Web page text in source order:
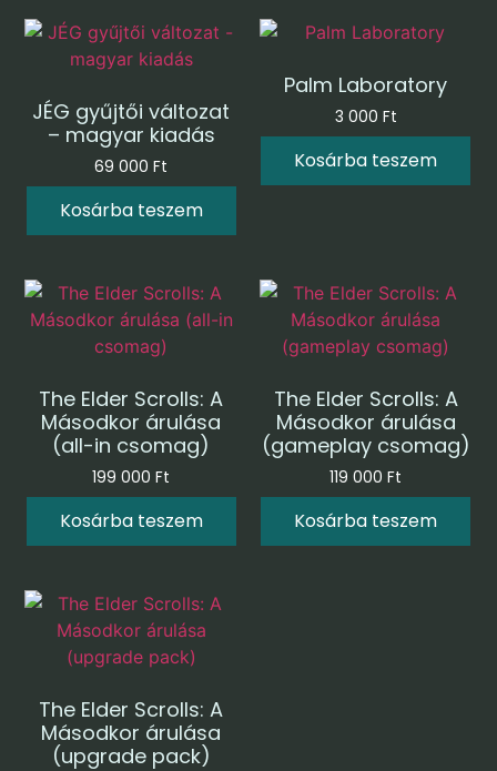
JÉG gyűjtői változat
– magyar kiadás
69 000Ft
Kosárba teszem
Palm Laboratory
3 000 Ft
Kosárba teszem
The Elder Scrolls: A
Másodkor árulása
(all-in csomag)
199 000Ft
Kosárba teszem
The Elder Scrolls: A
Másodkor árulása
(gameplay csomag)
119 000Ft
Kosárba teszem
The Elder Scrolls: A
Másodkor árulása
(upgrade pack)